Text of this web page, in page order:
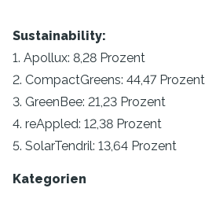
Sustainability:
1. Apollux: 8,28 Prozent
2. CompactGreens: 44,47 Prozent
3. GreenBee: 21,23 Prozent
4. reAppled: 12,38 Prozent
5. SolarTendril: 13,64 Prozent
Kategorien